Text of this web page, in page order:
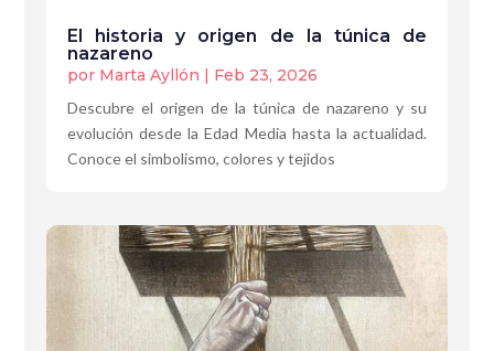
El historia y origen de la túnica de
nazareno
por Marta Ayllón | Feb 23, 2026
Descubre el origen de la túnica de nazareno y su
evolución desde la Edad Media hasta la actualidad.
Conoce el simbolismo, colores y tejidos